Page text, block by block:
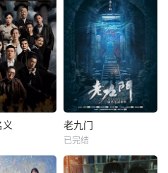
义 老九门
已完结